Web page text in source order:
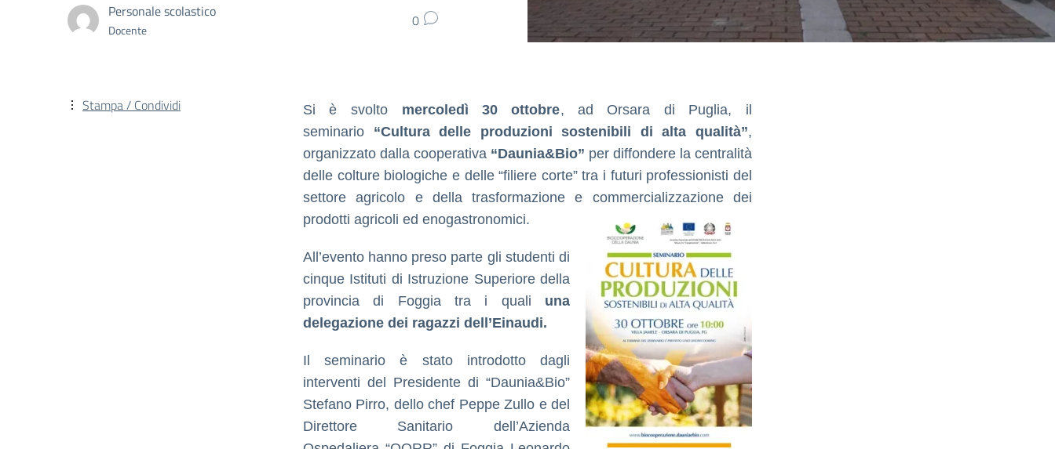
Personale scolastico
Docente 0
Si è svolto mercoledì 30 ottobre, ad Orsara di Puglia, il
seminario “Cultura delle produzioni sostenibili di alta qualità”,
organizzato dalla cooperativa “Daunia&Bio” per diffondere la centralità
delle colture biologiche e delle “filiere corte” tra i futuri professionisti del
settore agricolo e della trasformazione e commercializzazione dei
prodotti agricoli ed enogastronomici.
All’evento hanno preso parte gli studenti di
cinque Istituti di Istruzione Superiore della
provincia di Foggia tra i quali una
delegazione dei ragazzi dell’Einaudi.
Il seminario è stato introdotto dagli
interventi del Presidente di “Daunia&Bio”
Stefano Pirro, dello chef Peppe Zullo e del
Direttore Sanitario dell’Azienda
Stampa / Condividi